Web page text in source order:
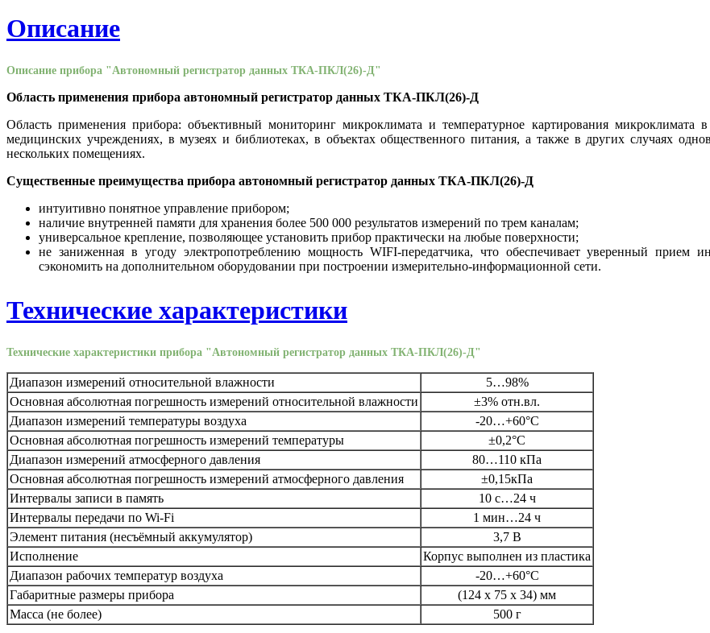
Описание
Описание прибора "Автономный регистратор данных ТКА-ПКЛ(26)-Д"
Область применения прибора автономный регистратор данных ТКА-ПКЛ(26)-Д
Область применения прибора: объективный мониторинг микроклимата и температурное картирования микроклимата
медицинских учреждениях, в музеях и библиотеках, в объектах общественного питания, а также в других случаях
нескольких помещениях.
Существенные преимущества прибора автономный регистратор данных ТКА-ПКЛ(26)-Д
интуитивно понятное управление прибором;
наличие внутренней памяти для хранения более 500 000 результатов измерений по трем каналам;
универсальное крепление, позволяющее установить прибор практически на любые поверхности;
не заниженная в угоду электропотреблению мощность WIFI-передатчика, что обеспечивает уверенный прием
сэкономить на дополнительном оборудовании при построении измерительно-информационной сети.
Технические характеристики
Технические характеристики прибора "Автономный регистратор данных ТКА-ПКЛ(26)-Д"
Диапазон измерений относительной влажности
5…98%
Основная абсолютная погрешность измерений относительной влажности
±3% отн.вл.
Диапазон измерений температуры воздуха
-20…+60°С
Основная абсолютная погрешность измерений температуры
±0,2°С
Диапазон измерений атмосферного давления
80…110 кПа
Основная абсолютная погрешность измерений атмосферного давления
±0,15кПа
Интервалы записи в память
10 с…24 ч
Интервалы передачи по Wi-Fi
1 мин…24 ч
Элемент питания (несъёмный аккумулятор)
3,7 В
Исполнение
Корпус выполнен из пластика
Диапазон рабочих температур воздуха
-20…+60°С
Габаритные размеры прибора
(124 х 75 х 34) мм
Масса (не более)
500 г